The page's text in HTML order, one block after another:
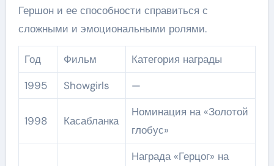
Гершон и ее способности справиться с
сложными и эмоциональными ролями.
Год Фильм
Категория награды
1995
Showgirls —
1998 Касабланка
Номинация на «Золотой
глобус»
Награда «Герцог» на